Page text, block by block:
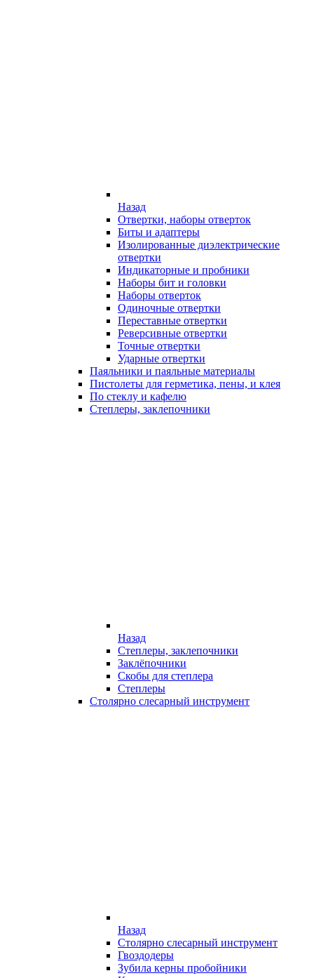
Назад
Отвертки, наборы отверток
Биты и адаптеры
Изолированные диэлектрические
отвертки
Индикаторные и пробники
Наборы бит и головки
Наборы отверток
Одиночные отвертки
Переставные отвертки
Реверсивные отвертки
Точные отвертки
Ударные отвертки
Паяльники и паяльные материалы
Пистолеты для герметика, пены, и клея
По стеклу и кафелю
Степлеры, заклепочники
Назад
Степлеры, заклепочники
Заклёпочники
Скобы для степлера
Степлеры
Столярно слесарный инструмент
Назад
Столярно слесарный инструмент
Гвоздодеры
Зубила керны пробойники